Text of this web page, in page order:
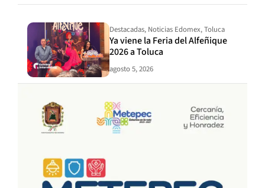
Destacadas, Noticias Edomex,Toluca
Ya viene la Feria del Alfeñique
2026 a Toluca
agosto 5, 2026